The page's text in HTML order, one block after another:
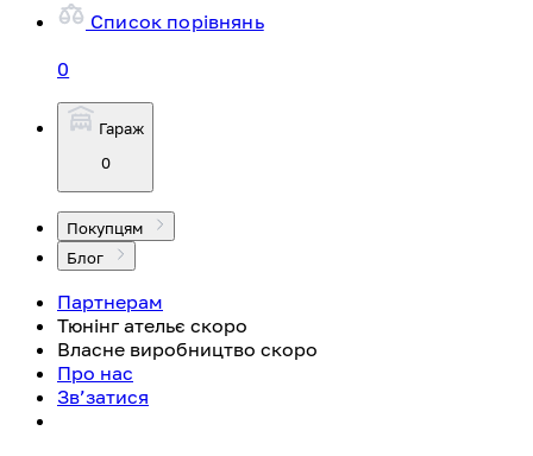
Список порівнянь
0
Гараж
0
Покупцям
Блог
Партнерам
Тюнінг ательє скоро
Власне виробництво скоро
Про нас
Зв’затися